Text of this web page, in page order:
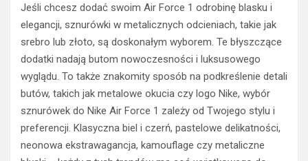
Jeśli chcesz dodać swoim Air Force 1 odrobinę blasku i
elegancji, sznurówki w metalicznych odcieniach, takie jak
srebro lub złoto, są doskonałym wyborem. Te błyszczące
dodatki nadają butom nowoczesności i luksusowego
wyglądu. To także znakomity sposób na podkreślenie detali
butów, takich jak metalowe okucia czy logo Nike, wybór
sznurówek do Nike Air Force 1 zależy od Twojego stylu i
preferencji. Klasyczna biel i czerń, pastelowe delikatności,
neonowa ekstrawagancja, kamouflage czy metaliczne